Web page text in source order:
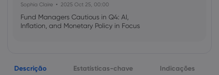
Sophia Claire 2025 Oct 25, 00:00
Fund Managers Cautious in Q4: AI,
Inflation, and Monetary Policy in Focus
US Government Shutdown Threatens
Descrição Estatísticas-chave Indicações